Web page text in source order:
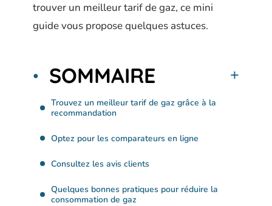
trouver un meilleur tarif de gaz, ce mini
guide vous propose quelques astuces.
SOMMAIRE
Trouvez un meilleur tarif de gaz grâce à la
recommandation
Optez pour les comparateurs en ligne
Consultez les avis clients
Quelques bonnes pratiques pour réduire la
consommation de gaz